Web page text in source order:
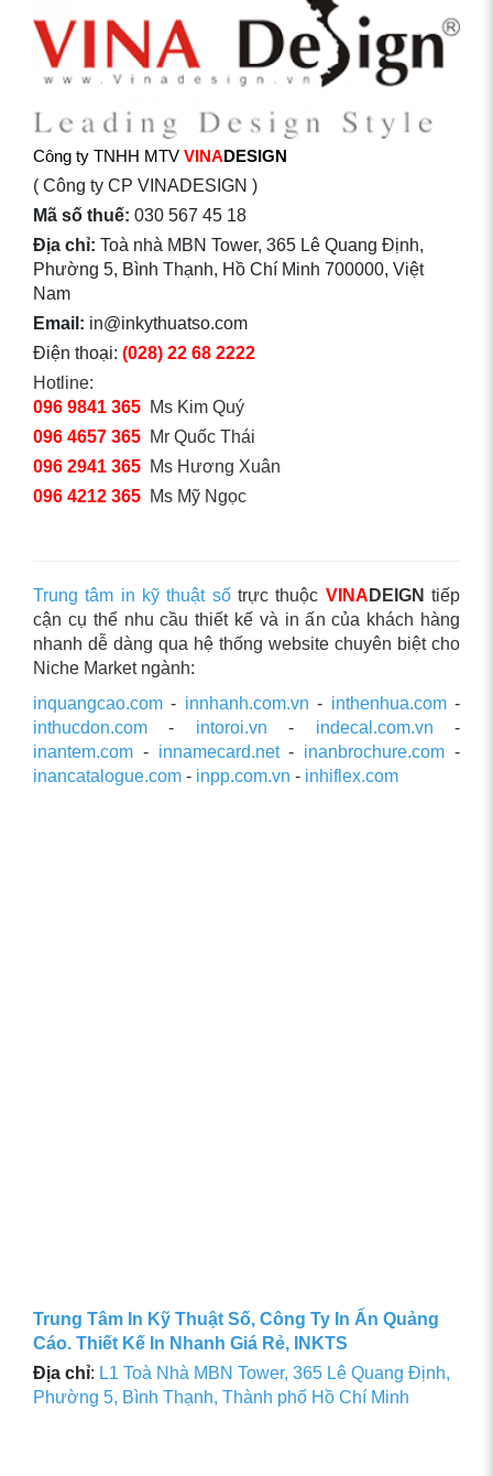
Công ty TNHH MTV VINADESIGN
( Công ty CP VINADESIGN )
Mã số thuế: 030 567 45 18
Địa chỉ: Toà nhà MBN Tower, 365 Lê Quang Định,
Phường 5, Bình Thạnh, Hồ Chí Minh 700000, Việt
Nam
Email: in@inkythuatso.com
Điện thoại: (028) 22 68 2222
Hotline:
096 9841 365 Ms Kim Quý
096 4657 365 Mr Quốc Thái
096 2941 365 Ms Hương Xuân
096 4212 365 Ms Mỹ Ngọc
Trung tâm in kỹ thuật sốtrực thuộc VINA DEIGN tiếp
cận cụ thể nhu cầu thiết kế và in ấn của khách hàng
nhanh dễ dàng qua hệ thống website chuyên biệt cho
Niche Market ngành:
inquangcao.com - innhanh.com.vn - inthenhua.com-
inthucdon.com - intoroi.vn - indecal.com.vn -
inantem.com - innamecard.net- inanbrochure.com -
inancatalogue.com - inpp.com.vn - inhiflex.com
Trung Tâm In Kỹ Thuật Số, Công Ty In Ấn Quảng
Cáo. Thiết Kế In Nhanh Giá Rẻ, INKTS
Địa chỉ: L1 Toà Nhà MBN Tower, 365 Lê Quang Định,
Phường 5, Bình Thạnh, Thành phố Hồ Chí Minh